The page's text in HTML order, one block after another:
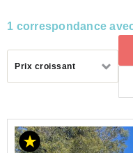
1 correspondance
Prix croissant
LOCATION
APPARTEMENT